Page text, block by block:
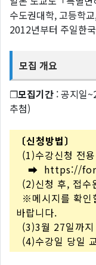
수도권대학, 고등학
2012년부터 주일한
모집 개요
❐모집기간 : 공지일
추첨)
〔신청방법〕
(1)수강신청 전
➡ https://
(2)신청 후, 접수
※메시지를 확인
바랍니다.
(3)3월 27일까
(4)수강일 당일